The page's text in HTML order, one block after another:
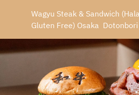
Wagyu Steak & Sandwich
Gluten Free) Osaka